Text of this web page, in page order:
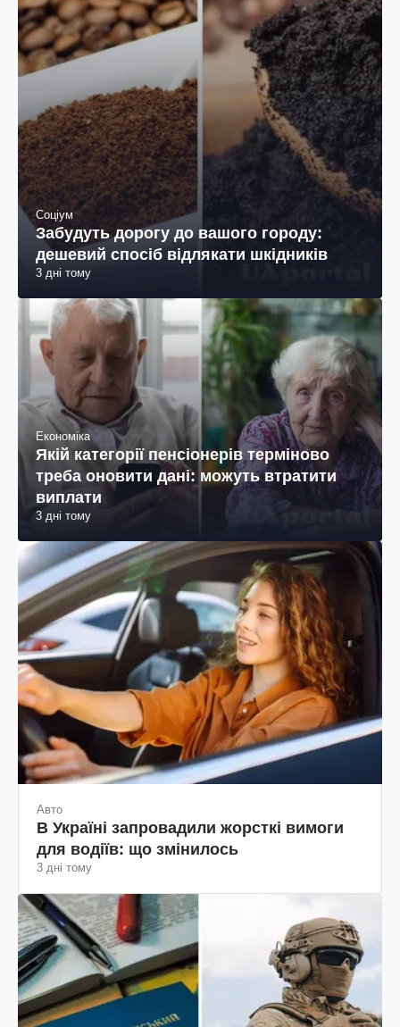
Соціум
Забудуть дорогу до вашого городу:
дешевий спосіб відлякати шкідників
3 дні тому
Економіка
Якій категорії пенсіонерів терміново
треба оновити дані: можуть втратити
виплати
3 дні тому
Авто
В Україні запровадили жорсткі вимоги
для водіїв: що змінилось
3 дні тому